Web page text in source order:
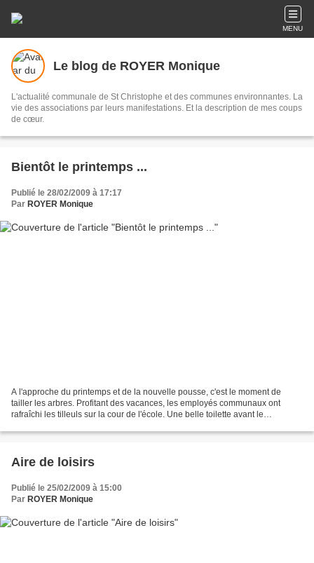
MENU
Le blog de ROYER Monique
L'actualité communale de St Christophe et des communes environnantes. La
vie des associations par leurs manifestations. Et la description de mes coups
de cœur.
Bientôt le printemps ...
Publié le 28/02/2009 à 17:17
Par ROYER Monique
A l'approche du printemps et de la nouvelle pousse, c'est le moment de
tailler les arbres. Profitant des vacances, les employés communaux ont
rafraîchi les tilleuls sur la cour de l'école. Une belle toilette avant le
Aire de loisirs
Publié le 25/02/2009 à 15:00
Par ROYER Monique